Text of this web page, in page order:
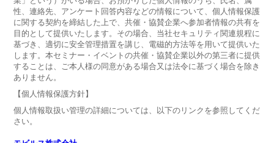
性、連絡先、アンケート回答内容などの情報について、個人情報保護
に関する契約を締結した上で、共催・協賛企業へ参加者情報の共有を
目的として提供いたします。その場合、当社セキュリティ関連規程に
基づき、適切に安全管理措置を講じ、電磁的方法等を用いて提供いた
します。本セミナー・イベントの共催・協賛企業以外の第三者に提供
することは、ご本人様の同意がある場合又は法令に基づく場合を除き
ありません。
【個人情報保護方針】
個人情報取扱い管理の詳細については、以下のリンクを参照してくだ
さい。